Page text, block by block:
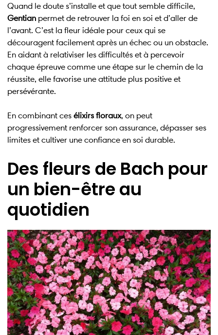
Quand le doute s’installe et que tout semble difficile,
Gentian permet de retrouver la foi en soi et d’aller de
l’avant. C’est la fleur idéale pour ceux qui se
découragent facilement après un échec ou un obstacle.
En aidant à relativiser les difficultés et à percevoir
chaque épreuve comme une étape sur le chemin de la
réussite, elle favorise une attitude plus positive et
persévérante.
En combinant ces élixirs floraux, on peut
progressivement renforcer son assurance, dépasser ses
limites et cultiver une confiance en soi durable.
Des fleurs de Bach pour
un bien-être au
quotidien